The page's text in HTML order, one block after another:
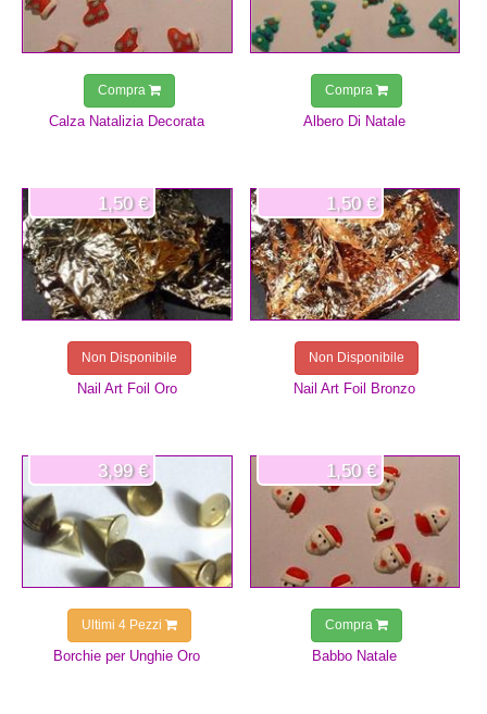
Calza Natalizia Decorata
Compra
Albero Di Natale
Compra
Nail Art Foil Oro
1,50 €
Non Disponibile
Nail Art Foil Bronzo
1,50 €
Non Disponibile
Borchie per Unghie Oro
3,99 €
Ultimi 4 Pezzi
Babbo Natale
1,50 €
Compra